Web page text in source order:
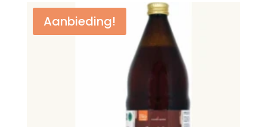
€19,95.€14,95.
Aanbieding!